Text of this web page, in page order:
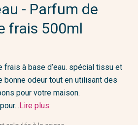
- Parfum de
frais 500ml
frais à base d’eau. spécial tissu et
bonne odeur tout en utilisant des
pour votre maison.
Lire plus